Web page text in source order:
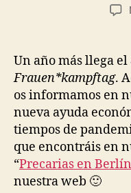
Un año más llega
Frauen*kampftag.
os informamos en
nueva ayuda
tiempos de
que encontráis en
“Precarias en Berlín
nuestra web 🙂